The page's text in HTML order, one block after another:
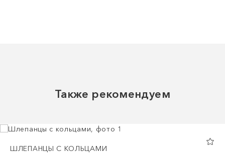
Также рекомендуем
ШЛЕПАНЦЫ С КОЛЬЦАМИ